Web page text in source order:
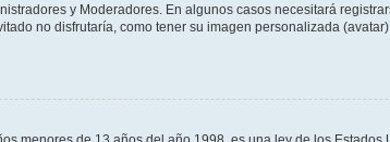
y Moderadores. En algunos casos necesitará
no disfrutaría, como tener su imagen personalizada